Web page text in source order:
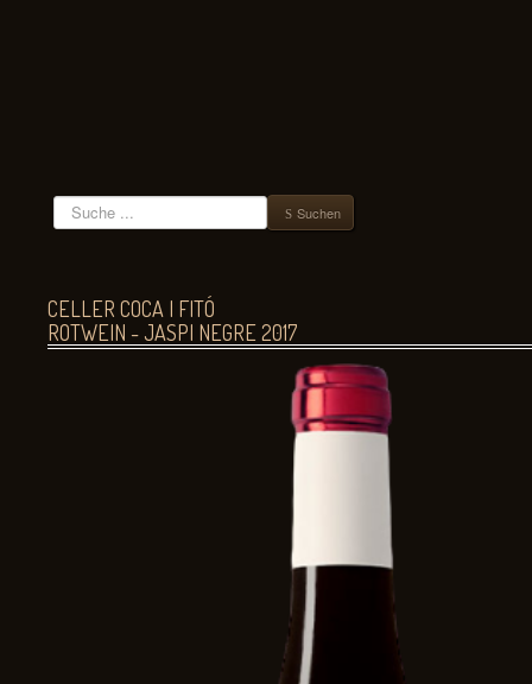
Suchen Suchen
CELLER COCA I FITÓ
ROTWEIN - JASPI NEGRE 2017